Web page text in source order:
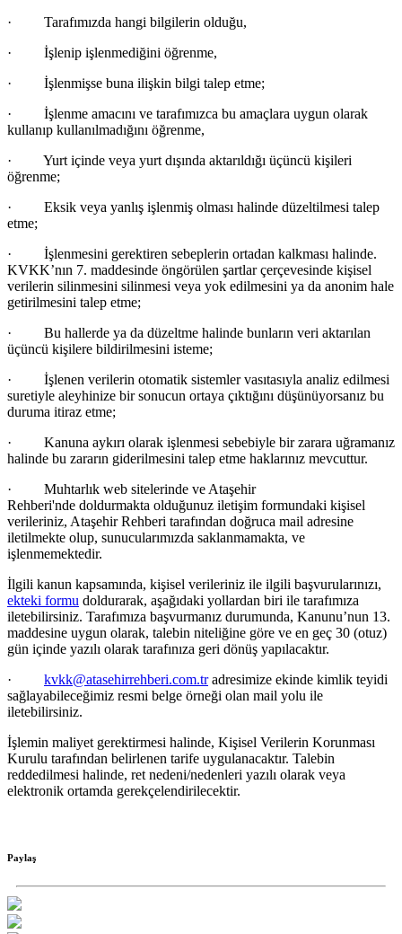
·
Tarafımızda hangi bilgilerin olduğu,
·
İşlenip işlenmediğini öğrenme,
·
İşlenmişse buna ilişkin bilgi talep etme;
·
İşlenme amacını ve tarafımızca bu amaçlara uygun olarak
kullanıp kullanılmadığını öğrenme,
·
Yurt içinde veya yurt dışında aktarıldığı üçüncü kişileri
öğrenme;
·
Eksik veya yanlış işlenmiş olması halinde düzeltilmesi talep
etme;
·
İşlenmesini gerektiren sebeplerin ortadan kalkması halinde.
KVKK’nın 7. maddesinde öngörülen şartlar çerçevesinde kişisel
verilerin silinmesini silinmesi veya yok edilmesini ya da anonim hale
getirilmesini talep etme;
·
Bu hallerde ya da düzeltme halinde bunların veri aktarılan
üçüncü kişilere bildirilmesini isteme;
·
İşlenen verilerin otomatik sistemler vasıtasıyla analiz edilmesi
suretiyle aleyhinize bir sonucun ortaya çıktığını düşünüyorsanız bu
duruma itiraz etme;
·
Kanuna aykırı olarak işlenmesi sebebiyle bir zarara uğramanız
halinde bu zararın giderilmesini talep etme haklarınız mevcuttur.
·
Muhtarlık web sitelerinde ve Ataşehir
Rehberi'nde doldurmakta olduğunuz iletişim formundaki kişisel
verileriniz, Ataşehir Rehberi tarafından doğruca mail adresine
iletilmekte olup, sunucularımızda saklanmamakta, ve
işlenmemektedir.
İlgili kanun kapsamında, kişisel verileriniz ile ilgili başvurularınızı,
ekteki formu doldurarak, aşağıdaki yollardan biri ile tarafımıza
iletebilirsiniz. Tarafımıza başvurmanız durumunda, Kanunu’nun 13.
maddesine uygun olarak, talebin niteliğine göre ve en geç 30 (otuz)
gün içinde yazılı olarak tarafınıza geri dönüş yapılacaktır.
·
kvkk@atasehirrehberi.com.tradresimize ekinde kimlik teyidi
sağlayabileceğimiz resmi belge örneği olan mail yolu ile
iletebilirsiniz.
İşlemin maliyet gerektirmesi halinde, Kişisel Verilerin Korunması
Kurulu tarafından belirlenen tarife uygulanacaktır. Talebin
reddedilmesi halinde, ret nedeni/nedenleri yazılı olarak veya
elektronik ortamda gerekçelendirilecektir.
Paylaş